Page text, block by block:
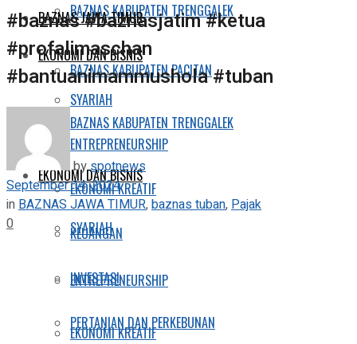
BAZNAS KABUPATEN TRENGGALEK
EKONOMI DAN BISNIS
SYARIAH
ENTREPRENEURSHIP
EKONOMI KREATIF
KEUANGAN
INVESTASI
PERTANIAN DAN PERKEBUNAN
BAZNAS JAWA TIMUR
BAZNAS KABUPATEN PACITAN
BAZNAS KABUPATEN TRENGGALEK
EKONOMI DAN BISNIS
SYARIAH
ENTREPRENEURSHIP
EKONOMI KREATIF
#baznas #baznasjatim #ketua
#profalimaschan
#bantuanimammushola #tuban
byspotnews
September 14, 2024
in BAZNAS JAWA TIMUR,baznas tuban, Pajak
0